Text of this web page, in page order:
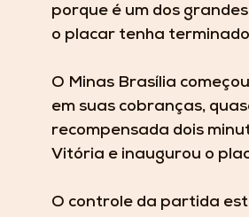
porque é um dos
o placar tenha
O Minas Brasília
em suas cobranças,
recompensada dois
Vitória e inaugurou o
O controle da partida